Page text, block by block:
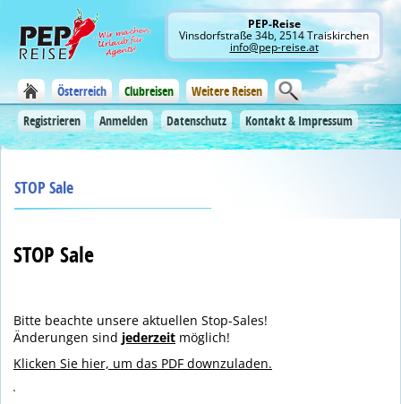
Österreich Clubreisen
Weitere Reisen
Registrieren
Anmelden Datenschutz Kontakt & Impressum
PEP-Reise
Vinsdorfstraße 34b, 2514 Traiskirchen
info@pep-reise.at
STOP Sale
STOP Sale
Bitte beachte unsere aktuellen Stop-Sales!
Änderungen sind jederzeit möglich!
Klicken Sie hier, um das PDF downzuladen.